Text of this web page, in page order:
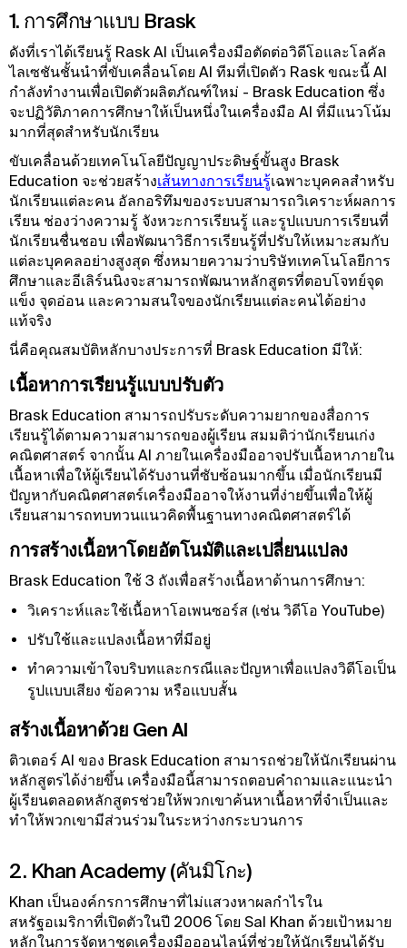
1. การศึกษาแบบ Brask
ดังที่เราได้เรียนรู้ Rask AI เป็นเครื่องมือตัดต่อวิดีโอและโลคัล
ไลเซชันชั้นนําที่ขับเคลื่อนโดย AI ทีมที่เปิดตัว Rask ขณะนี้ AI
กําลังทํางานเพื่อเปิดตัวผลิตภัณฑ์ใหม่ - Brask Education ซึ่ง
จะปฏิวัติภาคการศึกษาให้เป็นหนึ่งในเครื่องมือ AI ที่มีแนวโน้ม
มากที่สุดสําหรับนักเรียน
ขับเคลื่อนด้วยเทคโนโลยีปัญญาประดิษฐ์ขั้นสูง Brask
Education จะช่วยสร้างเส้นทางการเรียนรู้เฉพาะบุคคลสำหรับ
นักเรียนแต่ละคน อัลกอริทึมของระบบสามารถวิเคราะห์ผลการ
เรียน ช่องว่างความรู้ จังหวะการเรียนรู้ และรูปแบบการเรียนที่
นักเรียนชื่นชอบ เพื่อพัฒนาวิธีการเรียนรู้ที่ปรับให้เหมาะสมกับ
แต่ละบุคคลอย่างสูงสุด ซึ่งหมายความว่าบริษัทเทคโนโลยีการ
ศึกษาและอีเลิร์นนิงจะสามารถพัฒนาหลักสูตรที่ตอบโจทย์จุด
แข็ง จุดอ่อน และความสนใจของนักเรียนแต่ละคนได้อย่าง
แท้จริง
นี่คือคุณสมบัติหลักบางประการที่ Brask Education มีให้:
เนื้อหาการเรียนรู้แบบปรับตัว
Brask Education สามารถปรับระดับความยากของสื่อการ
เรียนรู้ได้ตามความสามารถของผู้เรียน สมมติว่านักเรียนเก่ง
คณิตศาสตร์ จากนั้น AI ภายในเครื่องมืออาจปรับเนื้อหาภายใน
เนื้อหาเพื่อให้ผู้เรียนได้รับงานที่ซับซ้อนมากขึ้น เมื่อนักเรียนมี
ปัญหากับคณิตศาสตร์เครื่องมืออาจให้งานที่ง่ายขึ้นเพื่อให้ผู้
เรียนสามารถทบทวนแนวคิดพื้นฐานทางคณิตศาสตร์ได้
การสร้างเนื้อหาโดยอัตโนมัติและเปลี่ยนแปลง
Brask Education ใช้ 3 ถังเพื่อสร้างเนื้อหาด้านการศึกษา:
วิเคราะห์และใช้เนื้อหาโอเพนซอร์ส (เช่น วิดีโอ YouTube)
ปรับใช้และแปลงเนื้อหาที่มีอยู่
ทําความเข้าใจบริบทและกรณีและปัญหาเพื่อแปลงวิดีโอเป็น
รูปแบบเสียง ข้อความ หรือแบบสั้น
สร้างเนื้อหาด้วย Gen AI
ติวเตอร์ AI ของ Brask Education สามารถช่วยให้นักเรียนผ่าน
หลักสูตรได้ง่ายขึ้น เครื่องมือนี้สามารถตอบคําถามและแนะนํา
ผู้เรียนตลอดหลักสูตรช่วยให้พวกเขาค้นหาเนื้อหาที่จําเป็นและ
ทําให้พวกเขามีส่วนร่วมในระหว่างกระบวนการ
2. Khan Academy (คันมิโกะ)
Khan เป็นองค์กรการศึกษาที่ไม่แสวงหาผลกําไรใน
สหรัฐอเมริกาที่เปิดตัวในปี 2006 โดย Sal Khan ด้วยเป้าหมาย
หลักในการจัดหาชุดเครื่องมือออนไลน์ที่ช่วยให้นักเรียนได้รับ